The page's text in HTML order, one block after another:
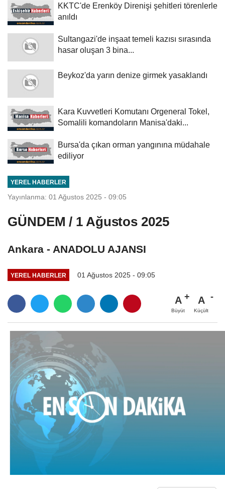
KKTC'de Erenköy Direnişi şehitleri törenlerle
anıldı
Sultangazi'de inşaat temeli kazısı sırasında
hasar oluşan 3 bina...
Beykoz'da yarın denize girmek yasaklandı
Kara Kuvvetleri Komutanı Orgeneral Tokel,
Somalili komandoların Manisa'daki...
Bursa'da çıkan orman yangınına müdahale
ediliyor
YEREL HABERLER
Yayınlanma: 01 Ağustos 2025 - 09:05
GÜNDEM / 1 Ağustos 2025
Ankara - ANADOLU AJANSI
YEREL HABERLER 01 Ağustos 2025 - 09:05
A
Büyüt
A
Küçült